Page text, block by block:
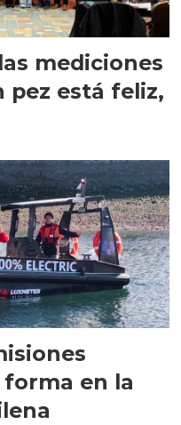
mediciones
pez está feliz,
en la